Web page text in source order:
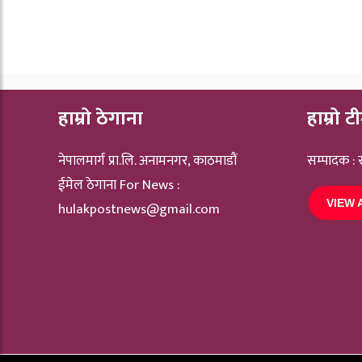
हाम्रो ठेगाना
नेपालमार्ग प्रा.लि. अनामनगर, काठमाडौं
ईमेल ठेगाना For News :
hulakpostnews@gmail.com
हाम्रो
सम्पादक :
VIEW